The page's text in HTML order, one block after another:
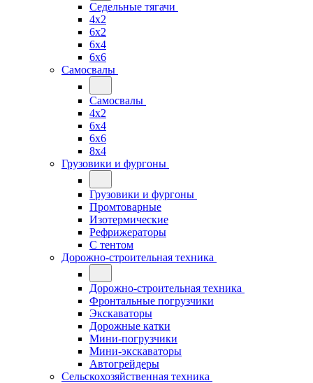
Седельные тягачи
4x2
6x2
6x4
6x6
Самосвалы
Самосвалы
4x2
6x4
6x6
8x4
Грузовики и фургоны
Грузовики и фургоны
Промтоварные
Изотермические
Рефрижераторы
С тентом
Дорожно-строительная техника
Дорожно-строительная техника
Фронтальные погрузчики
Экскаваторы
Дорожные катки
Мини-погрузчики
Мини-экскаваторы
Автогрейдеры
Сельскохозяйственная техника